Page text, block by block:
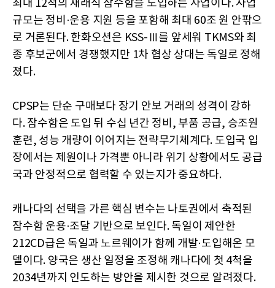
최대 12척의 재래식 잠수함을 도입하는 사업이다. 사업
규모는 정비·운용 지원 등을 포함해 최대 60조 원 안팎으
로 거론된다. 한화오션은 KSS-Ⅲ를 앞세워 TKMS와 최
종 후보군에서 경쟁했지만 1차 협상 상대는 독일로 정해
졌다.
CPSP는 단순 구매보다 장기 안보 거래의 성격이 강하
다. 잠수함은 도입 뒤 수십 년간 정비, 부품 공급, 승조원
훈련, 성능 개량이 이어지는 전략무기체계다. 도입국 입
장에서는 제원이나 가격뿐 아니라 위기 상황에서도 공급
국과 안정적으로 협력할 수 있는지가 중요하다.
캐나다의 선택을 가른 핵심 변수는 나토권에서 축적된
잠수함 운용·조달 기반으로 보인다. 독일이 제안한
212CD급은 독일과 노르웨이가 함께 개발·도입해온 모
델이다. 양국은 생산 일정을 조정해 캐나다에 첫 4척을
2034년까지 인도하는 방안을 제시한 것으로 알려졌다.